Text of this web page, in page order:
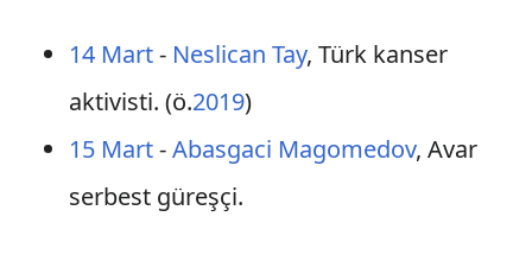
14 Mart- Neslican Tay, Türk kanser
aktivisti. (ö.2019)
15 Mart-Abasgaci Magomedov, Avar
serbest güreşçi.